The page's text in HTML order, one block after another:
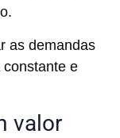
as demandas
e
valor